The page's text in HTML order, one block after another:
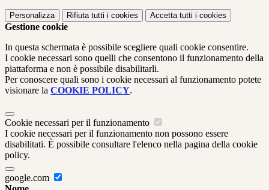
Personalizza Rifiuta tutti i cookies Accetta tutti i cookies
Gestione cookie
In questa schermata è possibile scegliere quali cookie consentire.
I cookie necessari sono quelli che consentono il funzionamento della
piattaforma e non è possibile disabilitarli.
Per conoscere quali sono i cookie necessari al funzionamento potete
visionare la COOKIE POLICY.
Cookie necessari per il funzionamento
I cookie necessari per il funzionamento non possono essere
disabilitati. È possibile consultare l'elenco nella pagina della cookie
policy.
google.com